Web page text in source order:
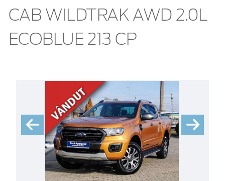
CAB WILDTRAK AWD 2.0L
ECOBLUE 213 CP